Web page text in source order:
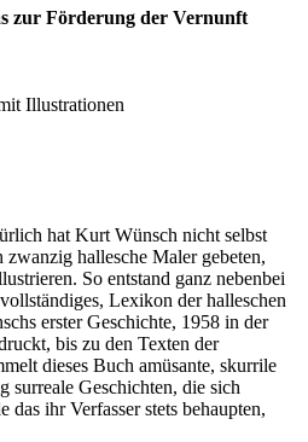
zur Förderung der Vernunft
Illustrationen
hat Kurt Wünsch nicht selbst
hallesche Maler gebeten,
So entstand ganz nebenbei
Lexikon der halleschen
erster Geschichte, 1958 in der
bis zu den Texten der
dieses Buch amüsante, skurrile
surreale Geschichten, die sich
das ihr Verfasser stets behaupten,